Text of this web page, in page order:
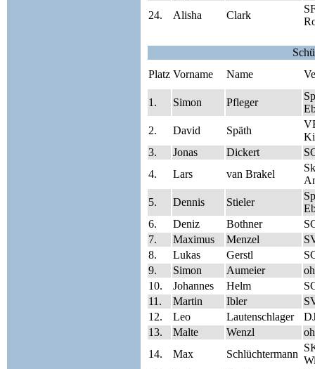
24. Alisha Clark
Platz Vorname Name
1. Simon Pfleger
2.
David Späth
3.
Jonas Dickert
4.
Lars van Brakel
5.
Dennis Stieler
6.
Deniz Bothner
7.
Maximus Menzel
8.
Lukas Gerstl
9.
Simon Aumeier
10.
Johannes Helm
11.
Martin Ibler
12.
Leo Lautenschlager
13.
Malte Wenzl
14.
Max Schlüchtermann